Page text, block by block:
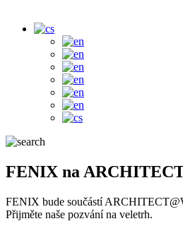
FENIX na
FENIX bude součástí
Přijměte naše pozvání na veletrh.